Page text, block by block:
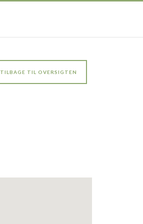
TILBAGE TIL OVERSIGTEN